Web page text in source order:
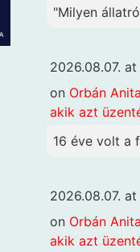
"Milyen
2026.08.07. at
on Orbán
akik azt
16 éve volt a
2026.08.07. at
on Orbán
akik azt